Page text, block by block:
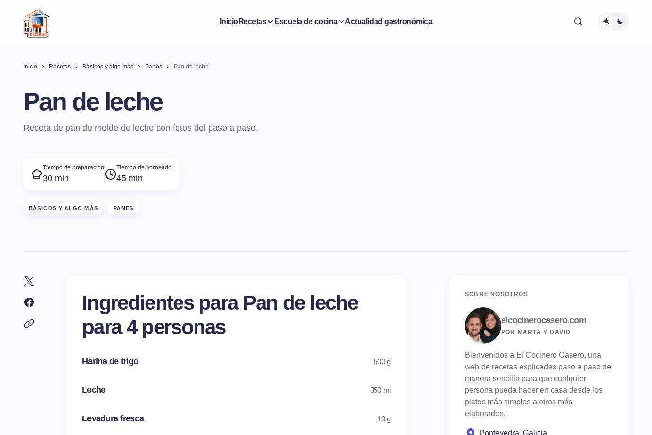
InicioRecetas Escuela de cocina Actualidad gastronómica
Inicio Recetas Básicos y algo más Panes Pan de leche
Pan de leche
Receta de pan de molde de leche con fotos del paso a paso.
Tiempo de preparación
30 min
Tiempo de horneado
45 min
BÁSICOS Y ALGO MÁS PANES
Ingredientes para Pan de leche
para 4 personas
Harina de trigo 500 g
Leche 350 ml
Levadura fresca 10 g
SOBRE NOSOTROS
elcocinerocasero.com
POR MARTA Y DAVID
Bienvenidos a El Cocinero Casero, una
web de recetas explicadas paso a paso de
manera sencilla para que cualquier
persona pueda hacer en casa desde los
platos más simples a otros más
elaborados.
Pontevedra, Galicia